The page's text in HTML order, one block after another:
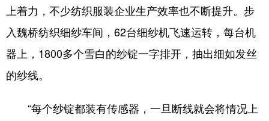
上着力，不少纺织服装企业生产效率也不断提升。步
入魏桥纺织细纱车间，62台细纱机飞速运转，每台机
器上，1800多个雪白的纱锭一字排开，抽出细如发丝
的纱线。
“每个纱锭都装有传感器，一旦断线就会将情况上